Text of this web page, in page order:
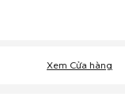
Xem Cửa hàng